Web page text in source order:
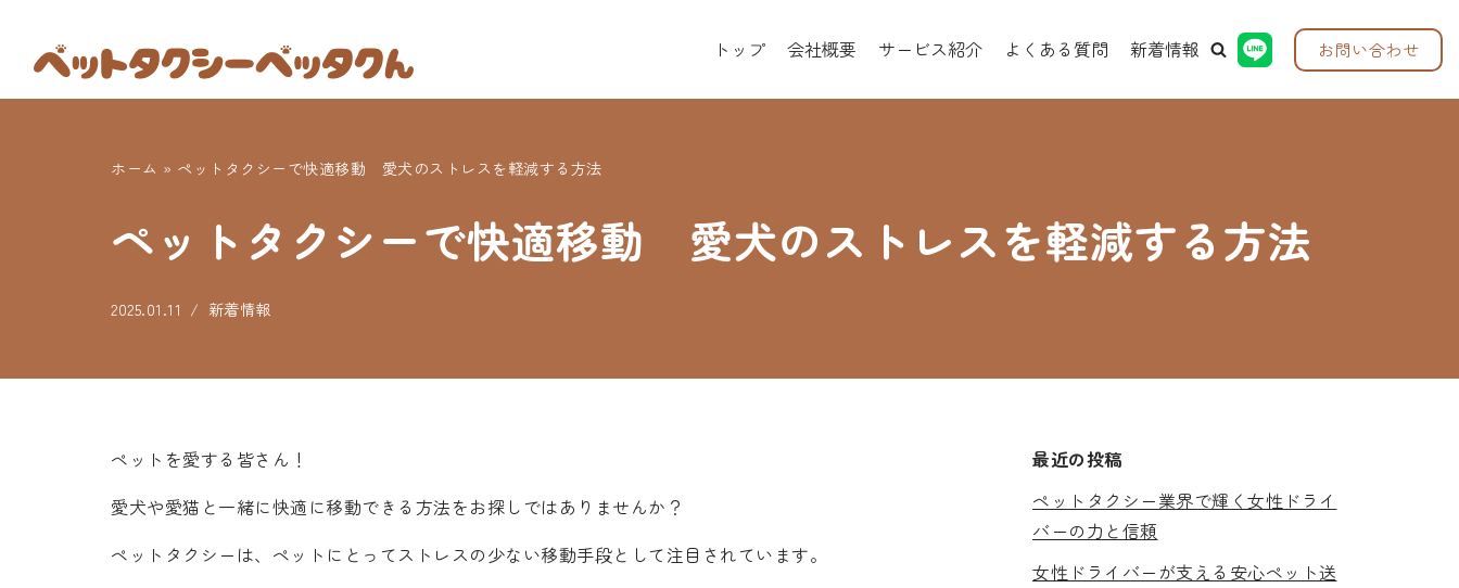
コ
トップ 会社概要 サービス紹介 よくある質問 新着情報 お問い合わせ
ホーム » ペットタクシーで快適移動 愛犬のストレスを軽減する方法
ペットタクシーで快適移動 愛犬のストレスを軽減する方法
2025.01.11 新着情報
ペットを愛する皆さん！
愛犬や愛猫と一緒に快適に移動できる方法をお探しではありませんか？
ペットタクシーは、ペットにとってストレスの少ない移動手段として注目されています。
最近の投稿
ペットタクシー業界で輝く女性ドライ
バーの力と信頼
女性ドライバーが支える安心ペット送